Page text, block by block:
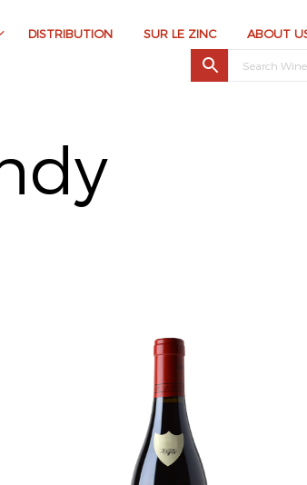
DISTRIBUTION SUR LE ZINC ABOUT